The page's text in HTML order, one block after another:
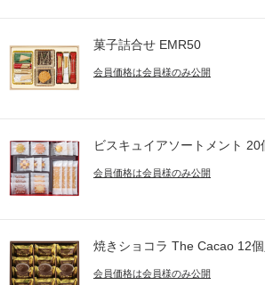
菓子詰合せ EMR50
会員価格は会員様のみ公開
ビスキュイアソートメント 20
会員価格は会員様のみ公開
焼きショコラ The Cacao 12個
会員価格は会員様のみ公開